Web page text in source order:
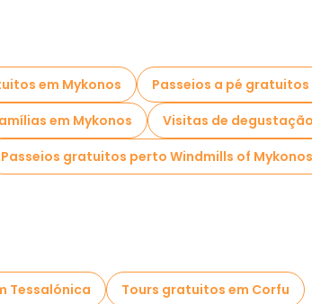
em Mykonos
Passeios a pé
em Mykonos
Visitas de
Passeios gratuitos perto Windmills of Mykonos
Tessalónica
Tours gratuitos em Corfu